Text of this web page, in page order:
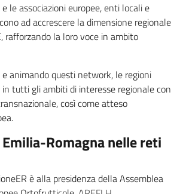
le associazioni europee, enti locali e
ad accrescere la dimensione regionale
rafforzando la loro voce in ambito
e animando questi network, le regioni
tutti gli ambiti di interesse regionale con
così come atteso
Emilia-Romagna nelle reti
è alla presidenza della Assemblea